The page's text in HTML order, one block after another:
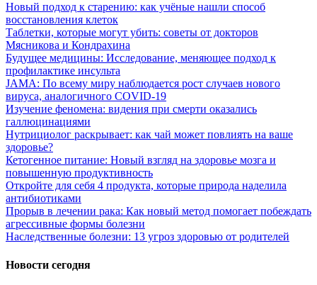
Новый подход к старению: как учёные нашли способ
восстановления клеток
Таблетки, которые могут убить: советы от докторов
Мясникова и Кондрахина
Будущее медицины: Исследование, меняющее подход к
профилактике инсульта
JAMA: По всему миру наблюдается рост случаев нового
вируса, аналогичного COVID-19
Изучение феномена: видения при смерти оказались
галлюцинациями
Нутрициолог раскрывает: как чай может повлиять на ваше
здоровье?
Кетогенное питание: Новый взгляд на здоровье мозга и
повышенную продуктивность
Откройте для себя 4 продукта, которые природа наделила
антибиотиками
Прорыв в лечении рака: Как новый метод помогает побеждать
агрессивные формы болезни
Наследственные болезни: 13 угроз здоровью от родителей
Новости сегодня